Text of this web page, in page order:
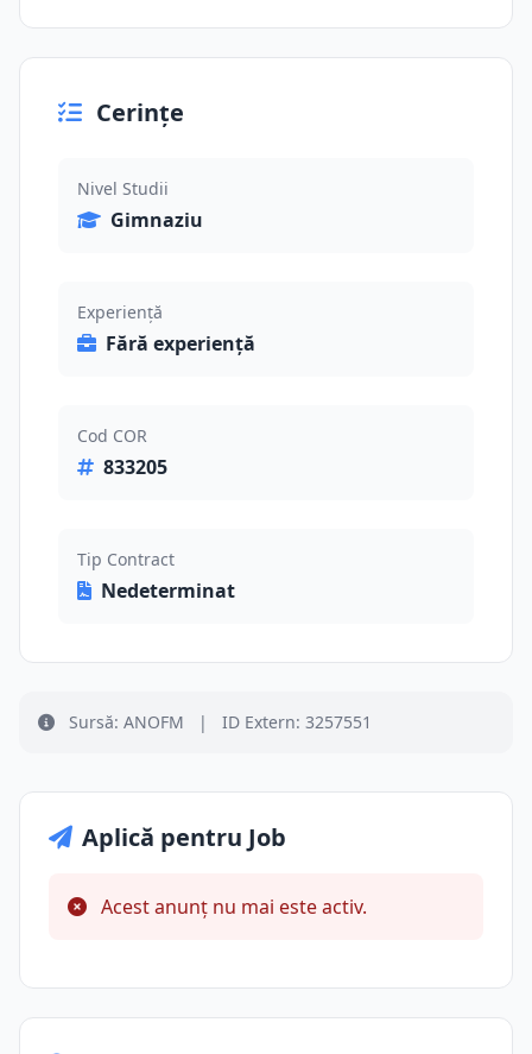
Cerințe
Nivel Studii
Gimnaziu
Experiență
Fără experiență
Cod COR
833205
Tip Contract
Nedeterminat
Sursă: ANOFM | ID Extern: 3257551
Aplică pentru Job
Acest anunț nu mai este activ.